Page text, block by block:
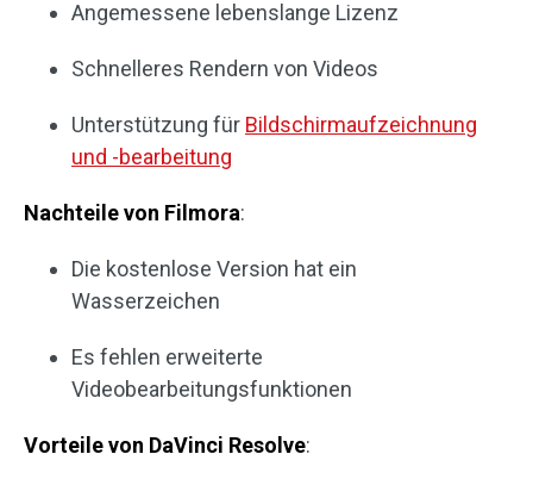
Angemessene lebenslange Lizenz
Schnelleres Rendern von Videos
Unterstützung für Bildschirmaufzeichnung
und -bearbeitung
Nachteile von Filmora:
Die kostenlose Version hat ein
Wasserzeichen
Es fehlen erweiterte
Videobearbeitungsfunktionen
Vorteile von DaVinci Resolve: